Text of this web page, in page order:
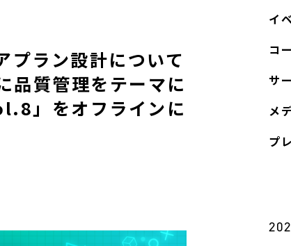
セキュリティサービス
ウェブ脆弱性診断
モバイルアプリ脆弱性診断
モバイルアプリ向けセキュリテ
負荷テストサービス
プラン設計について
質管理をテーマに
」をオフラインに
イ
コ
サ
メ
プ